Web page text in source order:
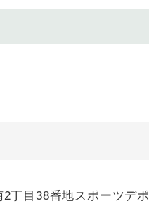
丁目38番地スポーツデポ